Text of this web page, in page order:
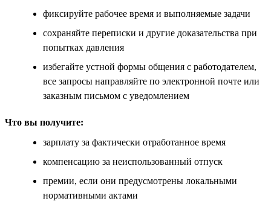
фиксируйте рабочее время и выполняемые задачи
сохраняйте переписки и другие доказательства при
попытках давления
избегайте устной формы общения с работодателем,
все запросы направляйте по электронной почте или
заказным письмом с уведомлением
Что вы получите:
зарплату за фактически отработанное время
компенсацию за неиспользованный отпуск
премии, если они предусмотрены локальными
нормативными актами